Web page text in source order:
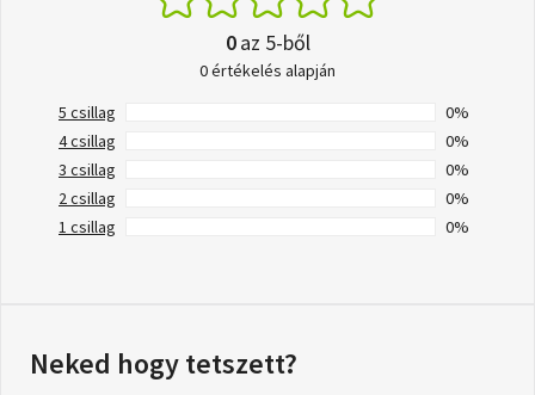
0az 5-ből
0 értékelés alapján
5 csillag
0%
4 csillag
0%
3 csillag
0%
2 csillag
0%
1 csillag
0%
Neked hogy tetszett?